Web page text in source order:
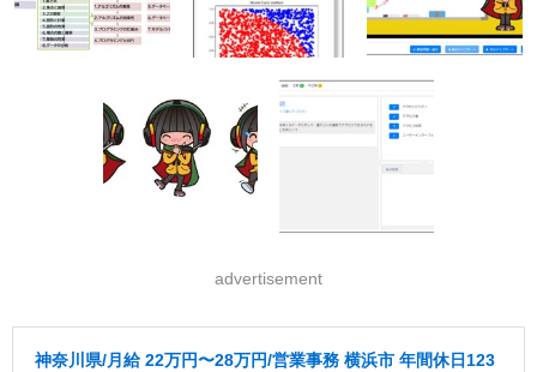
advertisement
神奈川県/月給 22万円〜28万円/営業事務 横浜市 年間休日123